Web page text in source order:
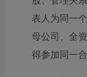
表人为同一
母公司、全
得参加同一